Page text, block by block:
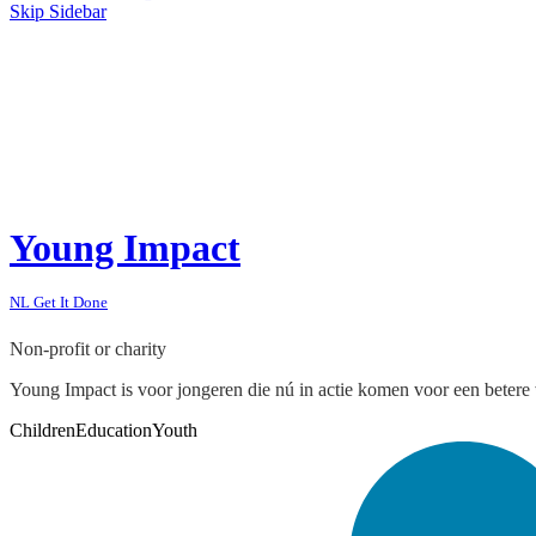
Skip Sidebar
Young Impact
NL Get It Done
Non-profit or charity
Young Impact is voor jongeren die nú in actie komen voor een betere
ChildrenEducationYouth